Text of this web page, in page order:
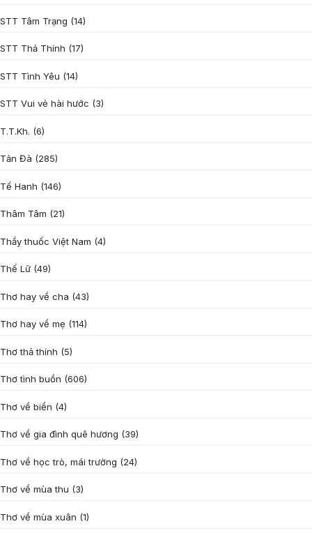
STT Tâm Trạng (14)
STT Thả Thính (17)
STT Tình Yêu (14)
STT Vui vẻ hài hước (3)
T.T.Kh. (6)
Tản Đà (285)
Tế Hanh (146)
Thâm Tâm (21)
Thầy thuốc Việt Nam (4)
Thế Lữ (49)
Thơ hay về cha (43)
Thơ hay về mẹ (114)
Thơ thả thính (5)
Thơ tình buồn (606)
Thơ về biển (4)
Thơ về gia đình quê hương (39)
Thơ về học trò, mái trường (24)
Thơ về mùa thu (3)
Thơ về mùa xuân (1)